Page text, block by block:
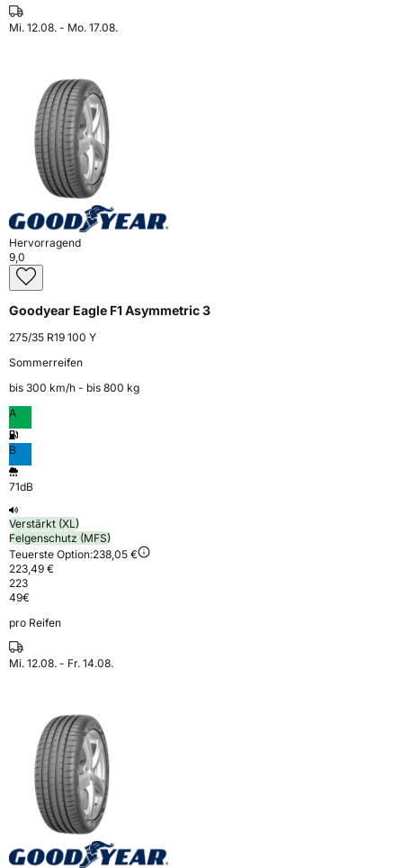
Mi. 12.08. - Mo. 17.08.
Hervorragend
9,0
Goodyear Eagle F1 Asymmetric 3
275/35 R19 100 Y
Sommerreifen
bis 300 km⁠/⁠h - bis 800 kg
A
B
71dB
Verstärkt (XL)
Felgenschutz (MFS)
Teuerste Option:238,05 €
223,49 €
223
49€
pro Reifen
Mi. 12.08. - Fr. 14.08.